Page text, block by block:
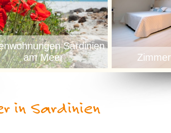
Sardinien
am Meer
in Sardinien